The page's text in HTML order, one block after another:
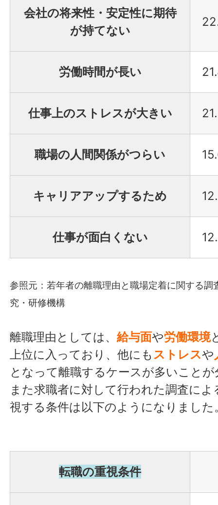
会社の将来性・安定性に期待
が持てない
労働時間が長い
仕事上のストレスが大きい
職場の人間関係がつらい
キャリアアップするため
仕事が面白くない
参照元： 若年者の離職理由と職場定着に関する調
究・研修機構
離職理由としては、 給与面や労働環境
上位に入っており、他にもストレスや
となって離職するケースが多いこと
また求職者に対して行われた調査によ
視する条件は以下のようになりました
転職の重視条件